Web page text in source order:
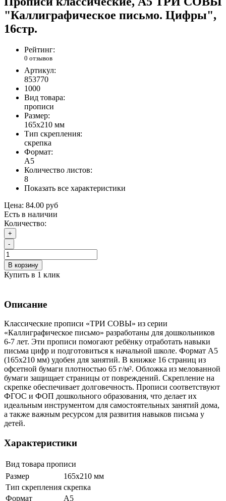
"Каллиграфическое письмо. Цифры",
16стр.
Рейтинг:
0 отзывов
Артикул:
853770
1000
Вид товара:
прописи
Размер:
165х210 мм
Тип скрепления:
скрепка
Формат:
А5
Количество листов:
8
Показать все характеристики
Цена: 84.00 руб
Есть в наличии
Количество:
+
-
В корзину
Купить в 1 клик
Описание
Классические прописи «ТРИ СОВЫ» из серии
«Каллиграфическое письмо» разработаны для дошкольников
6-7 лет. Эти прописи помогают ребёнку отработать навыки
письма цифр и подготовиться к начальной школе. Формат А5
(165x210 мм) удобен для занятий. В книжке 16 страниц из
офсетной бумаги плотностью 65 г/м². Обложка из мелованной
бумаги защищает страницы от повреждений. Скрепление на
скрепке обеспечивает долговечность. Прописи соответствуют
ФГОС и ФОП дошкольного образования, что делает их
идеальным инструментом для самостоятельных занятий дома,
а также важным ресурсом для развития навыков письма у
детей.
Характеристики
Вид товара прописи
Размер
165х210 мм
Тип скрепления скрепка
Формат
А5